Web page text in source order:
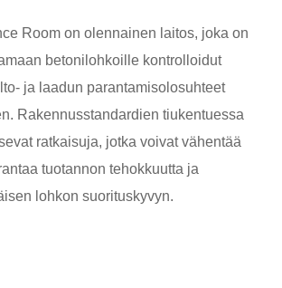
Room on olennainen laitos, joka on
betonilohkoille kontrolloidut
ja laadun parantamisolosuhteet
Rakennusstandardien tiukentuessa
ratkaisuja, jotka voivat vähentää
tuotannon tehokkuutta ja
lohkon suorituskyvyn.